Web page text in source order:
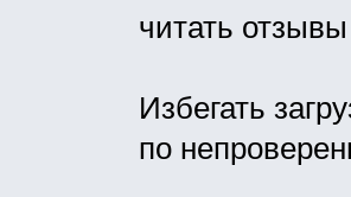
читать
Избегать
по